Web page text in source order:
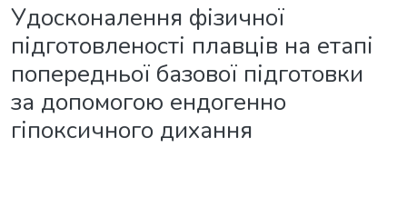
Удосконалення фізичної
підготовленості плавців на етапі
попередньої базової підготовки
за допомогою ендогенно
гіпоксичного дихання